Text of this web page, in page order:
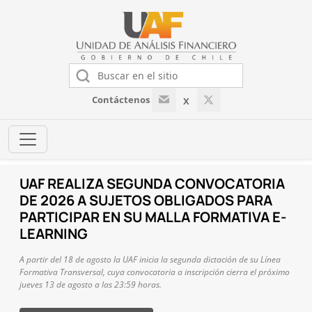
Contáctenos X
UAF PARTICIPA EN TALLER
INTERNACIONAL SOBRE COMERCIO
ESTRATÉGICO DE BIENES DE USO
Los días 4, 5 y 6 de agosto, la Unidad de Análisis Financiero (UAF)
participó en el Workshop on Strategic Trade Mapping – Chile,
organizada por el programa European Union Partner-to-Partner
P2P) Export Control Programme for Dual-Use Goods, en conjunto
International Nonproliferation Export Control Program (INECP).